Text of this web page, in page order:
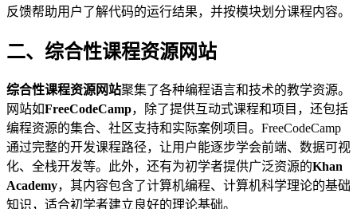
反馈帮助用户了解代码的运行结果，并按模块划分课程内容。
二、综合性课程资源网站
综合性课程资源网站聚集了各种编程语言和技术的教学资源。
网站如FreeCodeCamp，除了提供互动式课程和项目，还包括
编程资源的集合、社区支持和实际案例项目。FreeCodeCamp
通过完整的开发课程路径，让用户能逐步学会前端、数据可视
化、全栈开发等。此外，还有为初学者提供广泛资源的Khan
Academy，其内容包含了计算机编程、计算机科学理论的基础
知识，适合初学者建立良好的理论基础。